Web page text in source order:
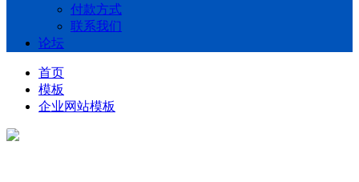
付款方式
联系我们
论坛
首页
模板
企业网站模板